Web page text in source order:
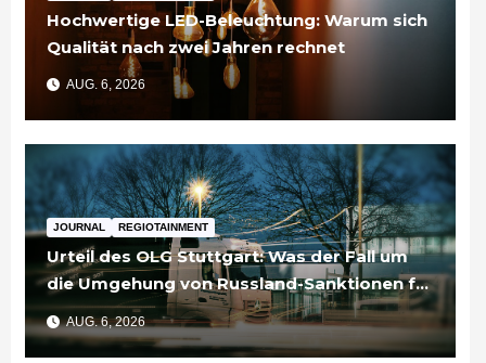
Hochwertige LED-Beleuchtung: Warum sich
Qualität nach zwei Jahren rechnet
AUG. 6, 2026
JOURNAL REGIOTAINMENT
Urteil des OLG Stuttgart: Was der Fall um
die Umgehung von Russland-Sanktionen für
Unternehmen bedeutet
AUG. 6, 2026